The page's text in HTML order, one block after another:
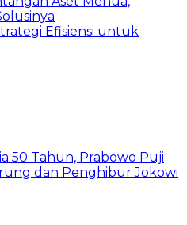
Efisiensi untuk
50 Tahun, Prabowo Puji
dan Penghibur Jokowi